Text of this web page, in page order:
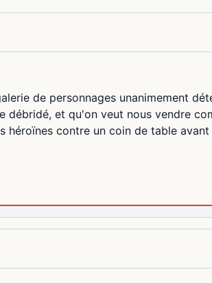
de personnages unanimement
débridé, et qu'on veut nous vendre
contre un coin de table avant